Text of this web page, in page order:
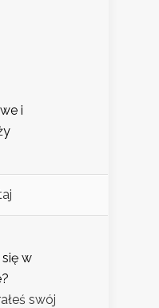
i
w
swój